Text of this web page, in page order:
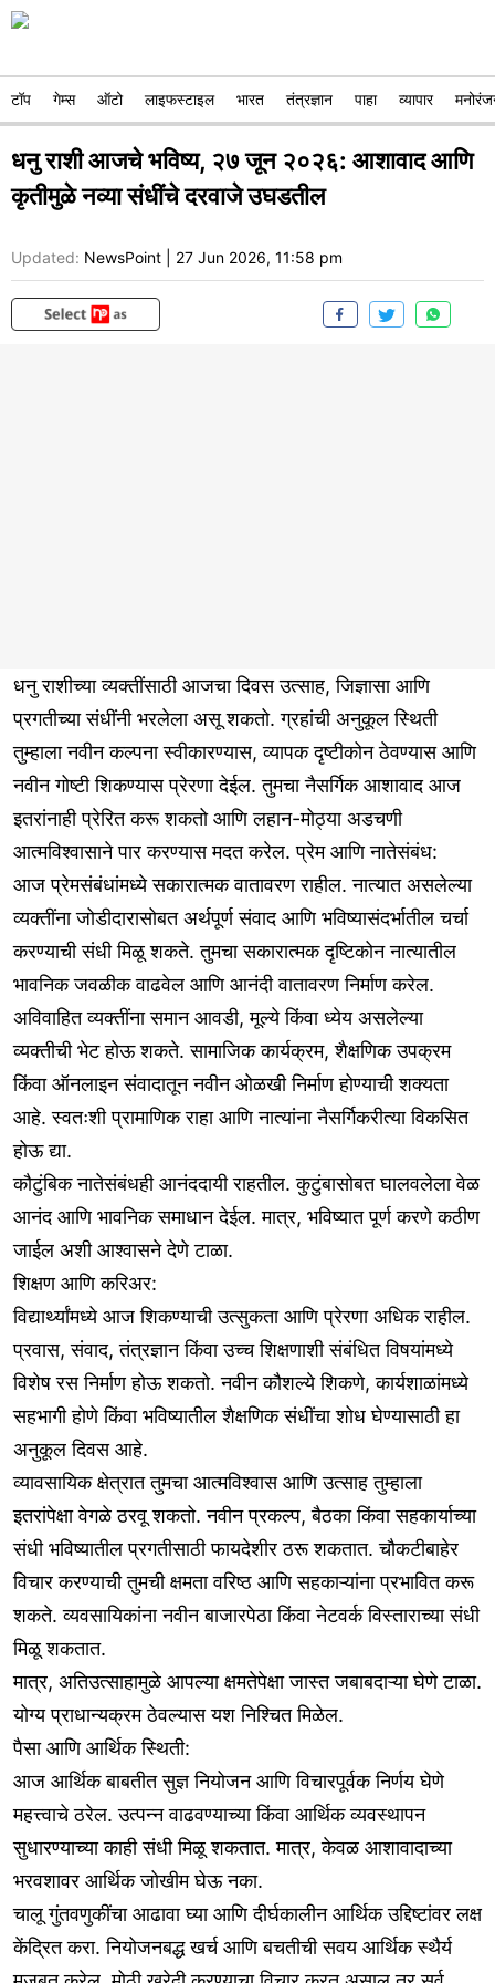
टॉप गेम्स ऑटो लाइफस्टाइल भारत तंत्रज्ञान पाहा व्यापार
धनु राशी आजचे भविष्य, २७ जून २०२६: आशावाद आणि
कृतीमुळे नव्या संधींचे दरवाजे उघडतील
Updated: NewsPoint 27 Jun 2026, 11:58 pm
धनु राशीच्या व्यक्तींसाठी आजचा दिवस उत्साह, जिज्ञासा आणि
प्रगतीच्या संधींनी भरलेला असू शकतो. ग्रहांची अनुकूल स्थिती
तुम्हाला नवीन कल्पना स्वीकारण्यास, व्यापक दृष्टीकोन ठेवण्यास आणि
नवीन गोष्टी शिकण्यास प्रेरणा देईल. तुमचा नैसर्गिक आशावाद आज
इतरांनाही प्रेरित करू शकतो आणि लहान-मोठ्या अडचणी
आत्मविश्वासाने पार करण्यास मदत करेल. प्रेम आणि नातेसंबंध:
आज प्रेमसंबंधांमध्ये सकारात्मक वातावरण राहील. नात्यात असलेल्या
व्यक्तींना जोडीदारासोबत अर्थपूर्ण संवाद आणि भविष्यासंदर्भातील चर्चा
करण्याची संधी मिळू शकते. तुमचा सकारात्मक दृष्टिकोन नात्यातील
भावनिक जवळीक वाढवेल आणि आनंदी वातावरण निर्माण करेल.
अविवाहित व्यक्तींना समान आवडी, मूल्ये किंवा ध्येय असलेल्या
व्यक्तीची भेट होऊ शकते. सामाजिक कार्यक्रम, शैक्षणिक उपक्रम
किंवा ऑनलाइन संवादातून नवीन ओळखी निर्माण होण्याची शक्यता
आहे. स्वतःशी प्रामाणिक राहा आणि नात्यांना नैसर्गिकरीत्या विकसित
होऊ द्या.
कौटुंबिक नातेसंबंधही आनंददायी राहतील. कुटुंबासोबत घालवलेला वेळ
आनंद आणि भावनिक समाधान देईल. मात्र, भविष्यात पूर्ण करणे कठीण
जाईल अशी आश्वासने देणे टाळा.
शिक्षण आणि करिअर:
विद्यार्थ्यांमध्ये आज शिकण्याची उत्सुकता आणि प्रेरणा अधिक राहील.
प्रवास, संवाद, तंत्रज्ञान किंवा उच्च शिक्षणाशी संबंधित विषयांमध्ये
विशेष रस निर्माण होऊ शकतो. नवीन कौशल्ये शिकणे, कार्यशाळांमध्ये
सहभागी होणे किंवा भविष्यातील शैक्षणिक संधींचा शोध घेण्यासाठी हा
अनुकूल दिवस आहे.
व्यावसायिक क्षेत्रात तुमचा आत्मविश्वास आणि उत्साह तुम्हाला
इतरांपेक्षा वेगळे ठरवू शकतो. नवीन प्रकल्प, बैठका किंवा सहकार्याच्या
संधी भविष्यातील प्रगतीसाठी फायदेशीर ठरू शकतात. चौकटीबाहेर
विचार करण्याची तुमची क्षमता वरिष्ठ आणि सहकाऱ्यांना प्रभावित करू
शकते. व्यवसायिकांना नवीन बाजारपेठा किंवा नेटवर्क विस्ताराच्या संधी
मिळू शकतात.
मात्र, अतिउत्साहामुळे आपल्या क्षमतेपेक्षा जास्त जबाबदाऱ्या घेणे टाळा.
योग्य प्राधान्यक्रम ठेवल्यास यश निश्चित मिळेल.
पैसा आणि आर्थिक स्थिती:
आज आर्थिक बाबतीत सुज्ञ नियोजन आणि विचारपूर्वक निर्णय घेणे
महत्त्वाचे ठरेल. उत्पन्न वाढवण्याच्या किंवा आर्थिक व्यवस्थापन
सुधारण्याच्या काही संधी मिळू शकतात. मात्र, केवळ आशावादाच्या
भरवशावर आर्थिक जोखीम घेऊ नका.
चालू गुंतवणुकींचा आढावा घ्या आणि दीर्घकालीन आर्थिक उद्दिष्टांवर लक्ष
केंद्रित करा. नियोजनबद्ध खर्च आणि बचतीची सवय आर्थिक स्थैर्य